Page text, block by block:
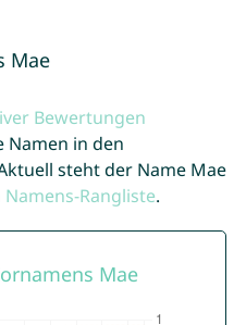
Mae
Bewertungen
Namen in den
steht der Name Mae
Rangliste.